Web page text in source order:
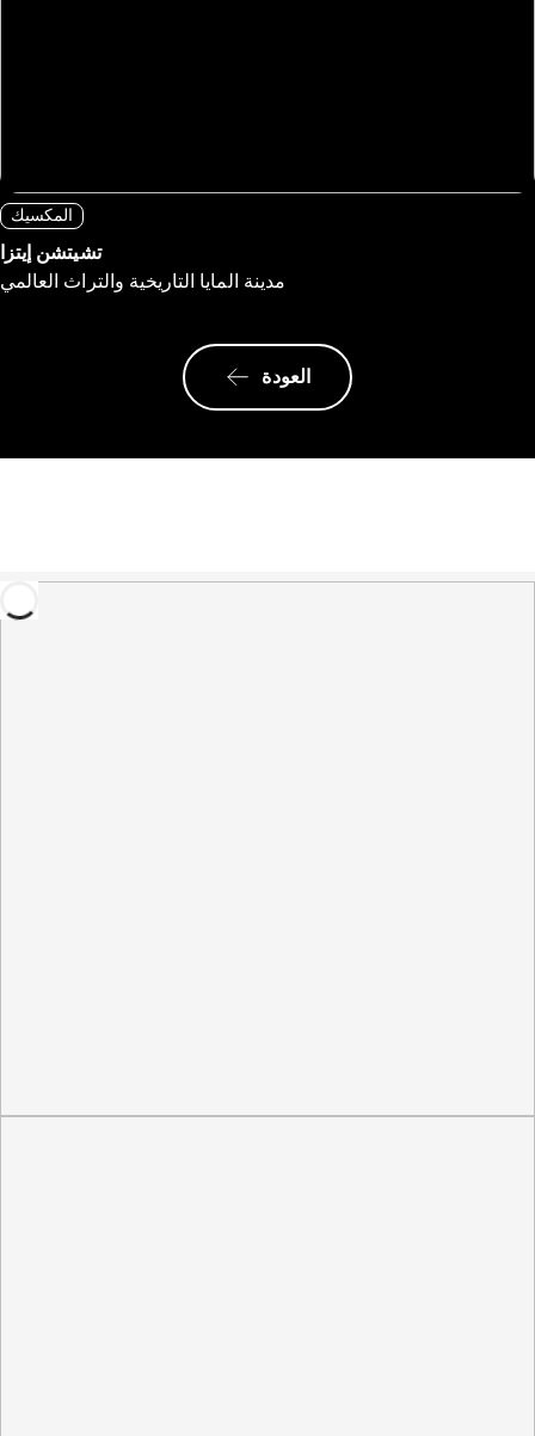
العودة
المكسيك
تشيتشن إيتزا
مدينة المايا التاريخية والتراث العالمي